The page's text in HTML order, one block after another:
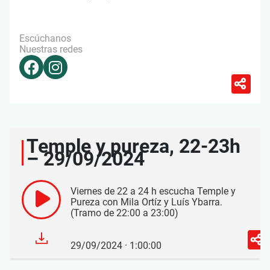
Escúchanos
Nuestras redes
Temple y pureza, 22-23h
– 29/09/2024
Viernes de 22 a 24 h escucha Temple y
Pureza con Mila Ortíz y Luís Ybarra.
(Tramo de 22:00 a 23:00)
29/09/2024 · 1:00:00